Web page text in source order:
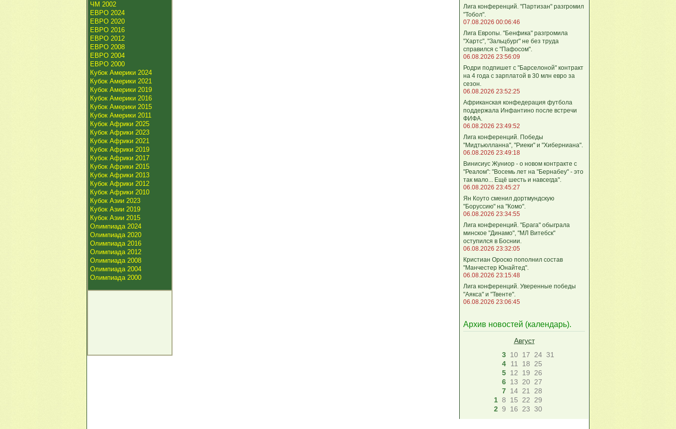
ЧМ 2002
ЕВРО 2024
ЕВРО 2020
ЕВРО 2016
ЕВРО 2012
ЕВРО 2008
ЕВРО 2004
ЕВРО 2000
Кубок Америки 2024
Кубок Америки 2021
Кубок Америки 2019
Кубок Америки 2016
Кубок Америки 2015
Кубок Америки 2011
Кубок Африки 2025
Кубок Африки 2023
Кубок Африки 2021
Кубок Африки 2019
Кубок Африки 2017
Кубок Африки 2015
Кубок Африки 2013
Кубок Африки 2012
Кубок Африки 2010
Кубок Азии 2023
Кубок Азии 2019
Кубок Азии 2015
Олимпиада 2024
Олимпиада 2020
Олимпиада 2016
Олимпиада 2012
Олимпиада 2008
Олимпиада 2004
Олимпиада 2000
Лига кoнференций. "Партизан" разгромил
"Тобол".
07.08.2026 00:06:46
Лига Европы. "Бенфика" разгромила
"Хартс", "Зальцбург" не без труда
справился с "Пафосом".
06.08.2026 23:56:09
Родри подпишет с "Барселоной" контракт
на 4 года с зарплатой в 30 млн евро за
сезон.
06.08.2026 23:52:25
Африканская конфедерация футбола
поддержала Инфантино после встречи
ФИФА.
06.08.2026 23:49:52
Лига кoнференций. Победы
"Мидтьюлланна", "Риеки" и "Хиберниана".
06.08.2026 23:49:18
Винисиус Жуниор - о новом контракте с
"Реалом": "Восемь лет на "Бернабеу" - это
так мало... Ещё шесть и навсегда".
06.08.2026 23:45:27
Ян Коуто сменил дортмундскую
"Боруссию" на "Комо".
06.08.2026 23:34:55
Лига кoнференций. "Брага" обыграла
минское "Динамо", "МЛ Витебск"
оступился в Боснии.
06.08.2026 23:32:05
Кристиан Ороско пополнил состав
"Манчестер Юнайтед".
06.08.2026 23:15:48
Лига кoнференций. Уверенные победы
"Аякса" и "Твенте".
06.08.2026 23:06:45
Архив новостей (календарь).
Август
3 10 17 24 31
4
11 18
25
5 12 19
26
6 13 20 27
7 14 21
28
1 8 15 22
29
2 9 16 23 30